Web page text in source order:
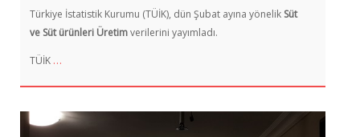
Türkiye İstatistik Kurumu (TÜİK), dün Şubat ayına yönelik Süt
ve Süt ürünleri Üretimverilerini yayımladı.
TÜİK …